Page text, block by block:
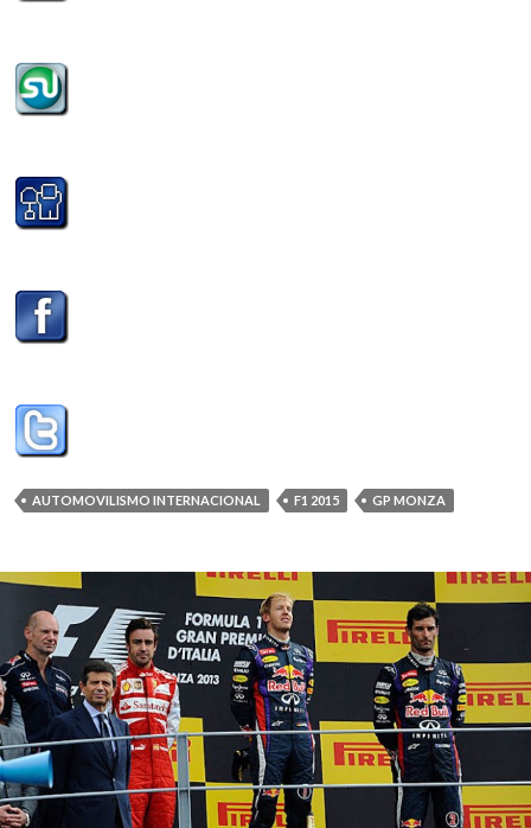
AUTOMOVILISMO INTERNACIONAL F1 2015 GP MONZA